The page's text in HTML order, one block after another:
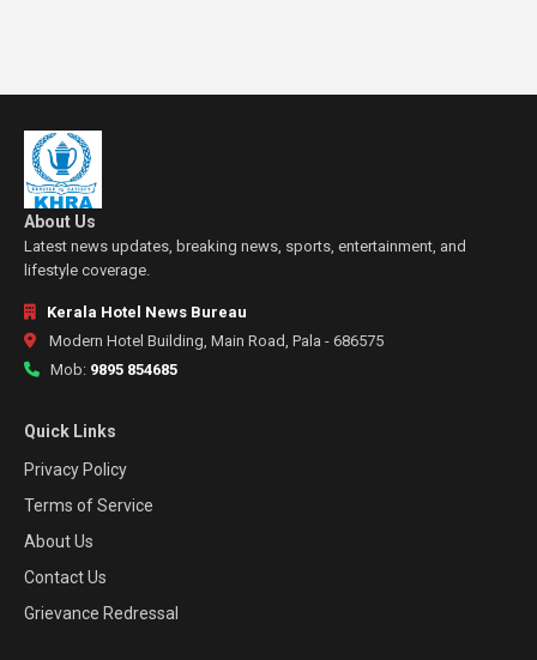
About Us
Latest news updates, breaking news, sports, entertainment, and
lifestyle coverage.
Kerala Hotel News Bureau
Modern Hotel Building, Main Road, Pala - 686575
Mob: 9895 854685
Quick Links
Privacy Policy
Terms of Service
About Us
Contact Us
Grievance Redressal